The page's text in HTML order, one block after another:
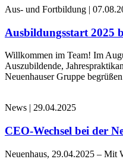
Aus- und Fortbildung |
Ausbildungsstart 2025
Willkommen im Team! Im
Auszubildende,
Neuenhauser Gruppe
News | 29.04.2025
CEO-Wechsel bei der
Neuenhaus, 29.04.2025 – Mit